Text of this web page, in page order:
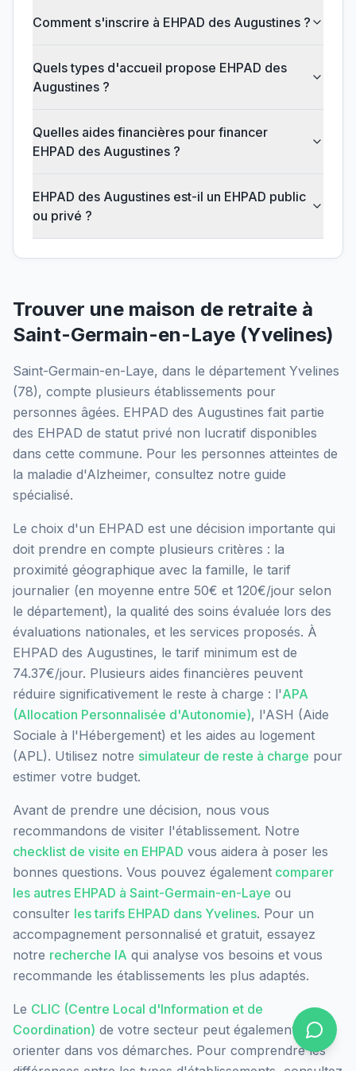
Comment s'inscrire à EHPAD des Augustines ?
Quels types d'accueil propose EHPAD des
Augustines ?
Quelles aides financières pour financer
EHPAD des Augustines ?
EHPAD des Augustines est-il un EHPAD public
ou privé ?
Trouver une maison de retraite à
Saint-Germain-en-Laye (Yvelines)
Saint-Germain-en-Laye, dans le département Yvelines
(78), compte plusieurs établissements pour
personnes âgées. EHPAD des Augustines fait partie
des EHPAD de statut privé non lucratif disponibles
dans cette commune. Pour les personnes atteintes de
la maladie d'Alzheimer, consultez notre guide
spécialisé.
Le choix d'un EHPAD est une décision importante qui
doit prendre en compte plusieurs critères : la
proximité géographique avec la famille, le tarif
journalier (en moyenne entre 50€ et 120€/jour selon
le département), la qualité des soins évaluée lors des
évaluations nationales, et les services proposés. À
EHPAD des Augustines, le tarif minimum est de
74.37€/jour. Plusieurs aides financières peuvent
réduire significativement le reste à charge : l'APA
(Allocation Personnalisée d'Autonomie), l'ASH (Aide
Sociale à l'Hébergement) et les aides au logement
(APL). Utilisez notre simulateur de reste à charge pour
estimer votre budget.
Avant de prendre une décision, nous vous
recommandons de visiter l'établissement. Notre
checklist de visite en EHPAD vous aidera à poser les
bonnes questions. Vous pouvez également comparer
les autres EHPAD à Saint-Germain-en-Laye ou
consulter les tarifs EHPAD dans Yvelines. Pour un
accompagnement personnalisé et gratuit, essayez
notre recherche IA qui analyse vos besoins et vous
recommande les établissements les plus adaptés.
Le CLIC (Centre Local d'Information et de
Coordination) de votre secteur peut également vous
orienter dans vos démarches. Pour comprendre les